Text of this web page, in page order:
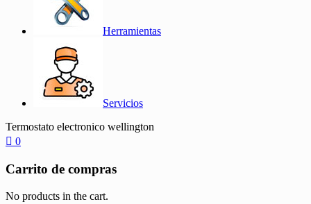
Herramientas
Servicios
Termostato electronico wellington
0
Carrito de compras
No products in the cart.